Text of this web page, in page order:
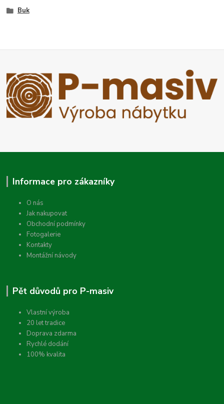
Buk
Informace pro zákazníky
O nás
Jak nakupovat
Obchodní podmínky
Fotogalerie
Kontakty
Montážní návody
Pět důvodů pro P-masiv
Vlastní výroba
20 let tradice
Doprava zdarma
Rychlé dodání
100% kvalita